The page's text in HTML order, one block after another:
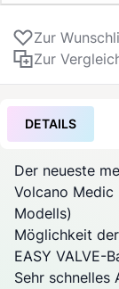
Zur
Zur
DETAILS
Der neueste
Volcano
Modells)
Möglichkeit
EASY VALVE-
Sehr schnelles